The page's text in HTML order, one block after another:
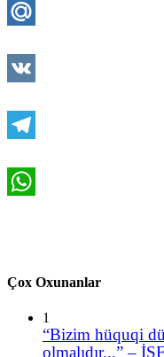
Çox Oxunanlar
1
“Bizim hüquqi
olmalıdır...” –